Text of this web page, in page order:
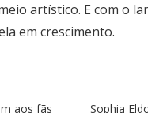
artístico. E com o
em crescimento.
aos fãs Sophia